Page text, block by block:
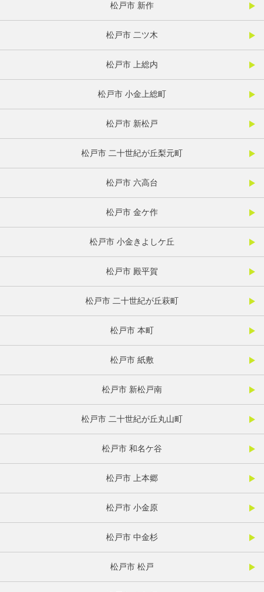
松戸市 新作
松戸市 二ツ木
松戸市 上総内
松戸市 小金上総町
松戸市 新松戸
松戸市 二十世紀が丘梨元町
松戸市 六高台
松戸市 金ケ作
松戸市 小金きよしケ丘
松戸市 殿平賀
松戸市 二十世紀が丘萩町
松戸市 本町
松戸市 紙敷
松戸市 新松戸南
松戸市 二十世紀が丘丸山町
松戸市 和名ケ谷
松戸市 上本郷
松戸市 小金原
松戸市 中金杉
松戸市 松戸